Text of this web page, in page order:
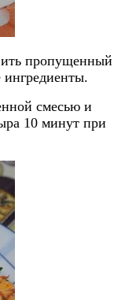
пропущенный
ингредиенты.
смесью и
10 минут при